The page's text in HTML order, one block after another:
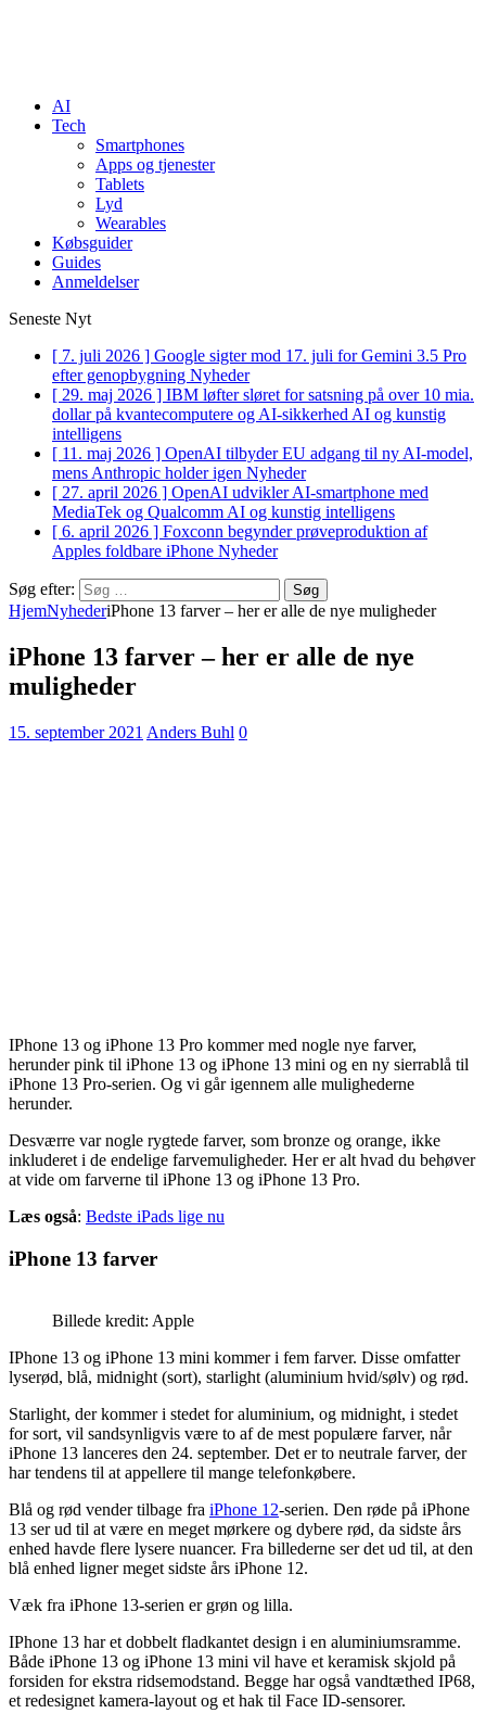
AI
Tech
Smartphones
Apps og tjenester
Tablets
Lyd
Wearables
Købsguider
Guides
Anmeldelser
Seneste Nyt
[ 7. juli 2026 ] Google sigter mod 17. juli for Gemini 3.5 Pro
efter genopbygning Nyheder
[ 29. maj 2026 ] IBM løfter sløret for satsning på over 10 mia.
dollar på kvantecomputere og AI-sikkerhed AI og kunstig
intelligens
[ 11. maj 2026 ] OpenAI tilbyder EU adgang til ny AI-model,
mens Anthropic holder igen Nyheder
[ 27. april 2026 ] OpenAI udvikler AI-smartphone med
MediaTek og Qualcomm AI og kunstig intelligens
[ 6. april 2026 ] Foxconn begynder prøveproduktion af
Apples foldbare iPhone Nyheder
Søg efter:
HjemNyhederiPhone 13 farver – her er alle de nye muligheder
iPhone 13 farver – her er alle de nye
muligheder
15. september 2021 Anders Buhl 0
IPhone 13 og iPhone 13 Pro kommer med nogle nye farver,
herunder pink til iPhone 13 og iPhone 13 mini og en ny sierrablå til
iPhone 13 Pro-serien. Og vi går igennem alle mulighederne
herunder.
Desværre var nogle rygtede farver, som bronze og orange, ikke
inkluderet i de endelige farvemuligheder. Her er alt hvad du behøver
at vide om farverne til iPhone 13 og iPhone 13 Pro.
Læs også: Bedste iPads lige nu
iPhone 13 farver
Billede kredit: Apple
IPhone 13 og iPhone 13 mini kommer i fem farver. Disse omfatter
lyserød, blå, midnight (sort), starlight (aluminium hvid/sølv) og rød.
Starlight, der kommer i stedet for aluminium, og midnight, i stedet
for sort, vil sandsynligvis være to af de mest populære farver, når
iPhone 13 lanceres den 24. september. Det er to neutrale farver, der
har tendens til at appellere til mange telefonkøbere.
Blå og rød vender tilbage fra iPhone 12-serien. Den røde på iPhone
13 ser ud til at være en meget mørkere og dybere rød, da sidste års
enhed havde flere lysere nuancer. Fra billederne ser det ud til, at den
blå enhed ligner meget sidste års iPhone 12.
Væk fra iPhone 13-serien er grøn og lilla.
IPhone 13 har et dobbelt fladkantet design i en aluminiumsramme.
Både iPhone 13 og iPhone 13 mini vil have et keramisk skjold på
forsiden for ekstra ridsemodstand. Begge har også vandtæthed IP68,
et redesignet kamera-layout og et hak til Face ID-sensorer.